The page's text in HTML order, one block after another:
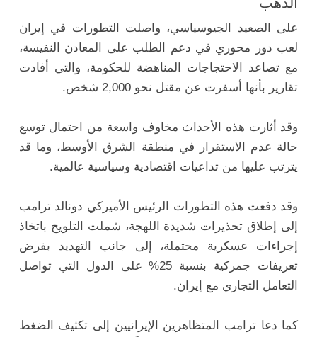
على الصعيد الجيوسياسي، واصلت التطورات في إيران
لعب دور محوري في دعم الطلب على المعادن النفيسة،
مع تصاعد الاحتجاجات المناهضة للحكومة، والتي أفادت
تقارير بأنها أسفرت عن مقتل نحو 2,000 شخص.
وقد أثارت هذه الأحداث مخاوف واسعة من احتمال توسع
حالة عدم الاستقرار في منطقة الشرق الأوسط، وما قد
يترتب عليها من تداعيات اقتصادية وسياسية عالمية.
وقد دفعت هذه التطورات الرئيس الأميركي دونالد ترامب
إلى إطلاق تحذيرات شديدة اللهجة، شملت التلويح باتخاذ
إجراءات عسكرية محتملة، إلى جانب التهديد بفرض
تعريفات جمركية بنسبة 25% على الدول التي تواصل
التعامل التجاري مع إيران.
كما دعا ترامب المتظاهرين الإيرانيين إلى تكثيف الضغط